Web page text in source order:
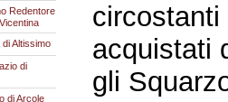
Redentore
Altissimo
di
di Arcole
acquistati
gli